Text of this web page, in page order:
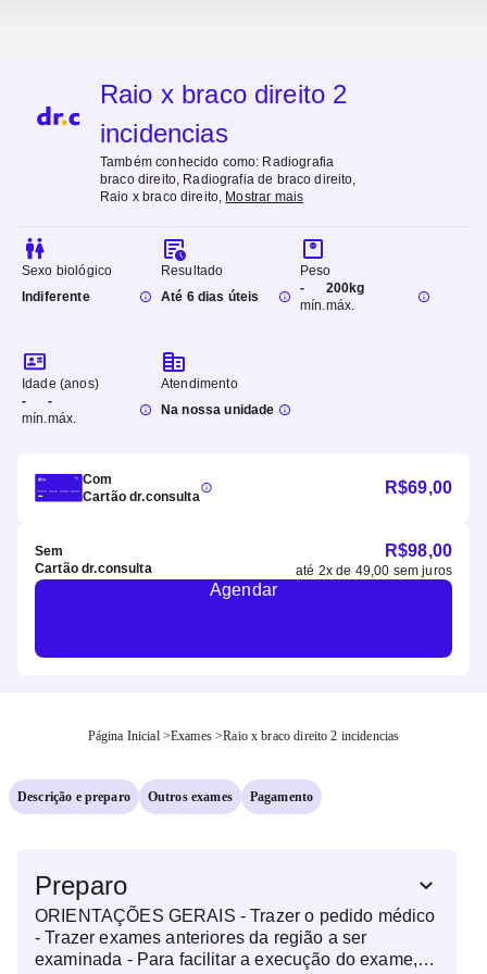
Raio x braco direito 2
incidencias
Também conhecido como: Radiografia
braco direito, Radiografia de braco direito,
Raio x braco direito, Mostrar mais
Sexo biológico
Indiferente
Resultado
Até 6 dias úteis
Peso
-
mín.
200kg
máx.
Idade (anos)
-
mín.
-
máx.
Atendimento
Na nossa unidade
Com
Cartão dr.consulta
R$69,00
Sem
Cartão dr.consulta
R$98,00
até 2x de 49,00 sem juros
Agendar
Página Inicial >Exames >Raio x braco direito 2 incidencias
Descrição e preparo Outros exames Pagamento
Preparo
ORIENTAÇÕES GERAIS - Trazer o pedido médico
- Trazer exames anteriores da região a ser
examinada - Para facilitar a execução do exame,